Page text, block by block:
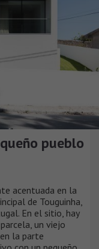
pueblo
acentuada en la
de Touguinha,
En el sitio, hay
un viejo
la parte